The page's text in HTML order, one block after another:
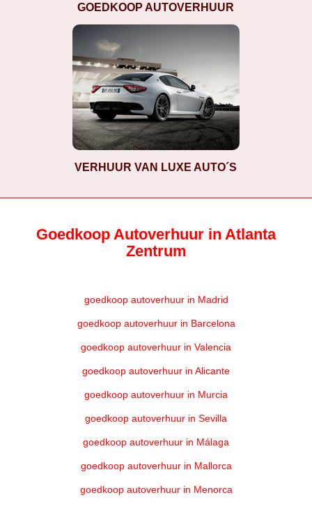
GOEDKOOP AUTOVERHUUR
VERHUUR VAN LUXE AUTO´S
Goedkoop Autoverhuur in Atlanta
Zentrum
goedkoop autoverhuur in Madrid
goedkoop autoverhuur in Barcelona
goedkoop autoverhuur in Valencia
goedkoop autoverhuur in Alicante
goedkoop autoverhuur in Murcia
goedkoop autoverhuur in Sevilla
goedkoop autoverhuur in Málaga
goedkoop autoverhuur in Mallorca
goedkoop autoverhuur in Menorca